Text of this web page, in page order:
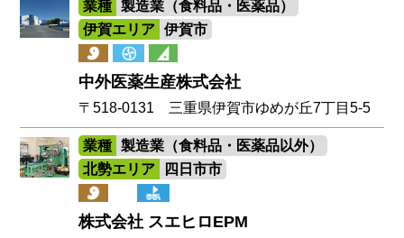
業種
製造業（食料品・医薬品）
伊賀エリア
伊賀市
中外医薬生産株式会社
〒518-0131 三重県伊賀市ゆめが丘7丁目5-5
業種
製造業（食料品・医薬品以外）
北勢エリア
四日市市
株式会社 スエヒロEPM